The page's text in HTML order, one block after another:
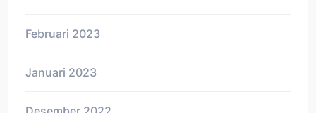
Februari 2023
Januari 2023